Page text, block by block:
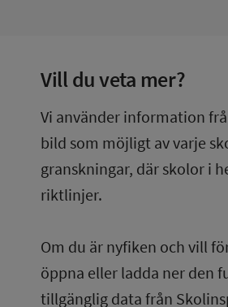
Vill du veta mer?
Vi använder information
bild som möjligt av varje
granskningar, där skolor i
riktlinjer.
Om du är nyfiken och vill
öppna eller ladda ner den
tillgänglig data från